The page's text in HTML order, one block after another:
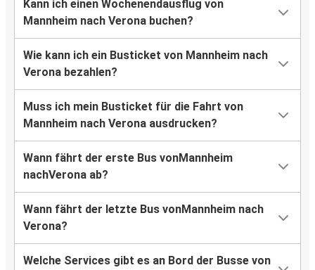
Kann ich einen Wochenendausflug von
Mannheim nach Verona buchen?
Wie kann ich ein Busticket von Mannheim nach
Verona bezahlen?
Muss ich mein Busticket für die Fahrt von
Mannheim nach Verona ausdrucken?
Wann fährt der erste Bus vonMannheim
nachVerona ab?
Wann fährt der letzte Bus vonMannheim nach
Verona?
Welche Services gibt es an Bord der Busse von